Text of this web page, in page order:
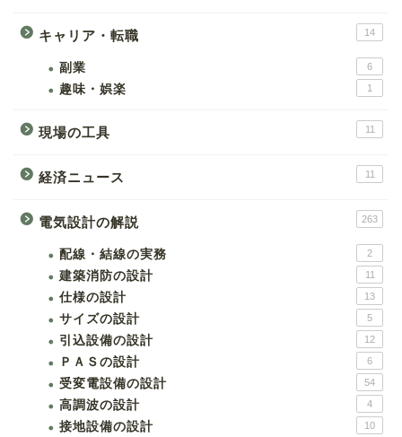
キャリア・転職 14
副業 6
趣味・娯楽 1
現場の工具 11
経済ニュース 11
電気設計の解説 263
配線・結線の実務 2
建築消防の設計 11
仕様の設計 13
サイズの設計 5
引込設備の設計 12
ＰＡＳの設計 6
受変電設備の設計 54
高調波の設計 4
接地設備の設計 10